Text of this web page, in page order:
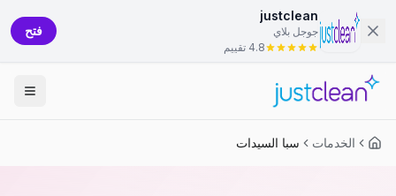
justclean
جوجل بلاي
4.8 تقييم
فتح
الخدمات سبا السيدات